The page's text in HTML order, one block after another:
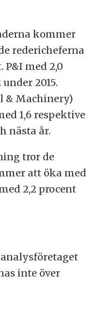
kommer
redericheferna
P&I med 2,0
2015.
& Machinery)
1,6 respektive
nästa år.
tror de
att öka med
2,2 procent
inte över